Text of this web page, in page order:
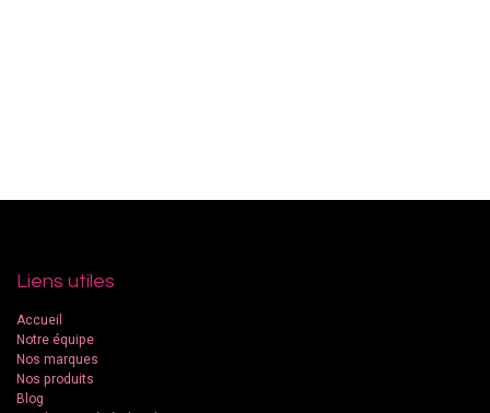
Liens utiles
Accueil
Notre équipe
Nos marques
Nos produits
Blog